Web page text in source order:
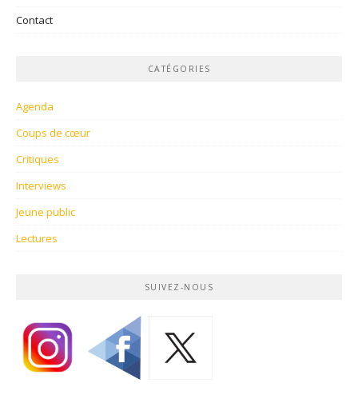
Contact
CATÉGORIES
Agenda
Coups de cœur
Critiques
Interviews
Jeune public
Lectures
SUIVEZ-NOUS